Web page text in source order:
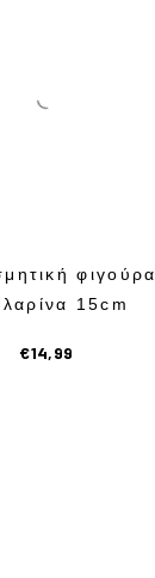
φιγούρα
15cm
€14,99